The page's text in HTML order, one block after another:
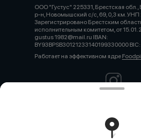
ООО "Густус" 225331, Брестская
р-н, Новомышский с/с, 69, 0,3 км. УНП
Зарегистрировано Брестским
исполнительным комитетом, от 15.01.
gustus 1982@mail.ru IBAN:
BY93BPSB30121233140199330000 BIC:
Работает на эффективном ядре